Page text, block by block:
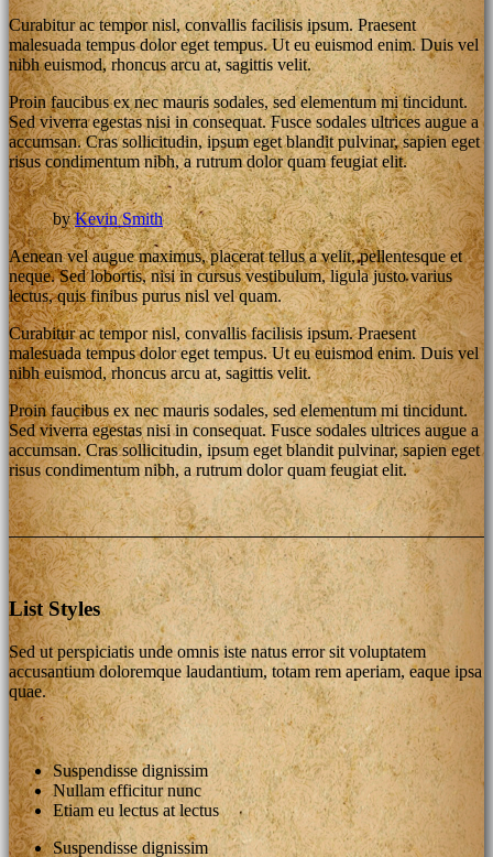
Curabitur ac tempor nisl, convallis facilisis ipsum. Praesent
malesuada tempus dolor eget tempus. Ut eu euismod enim. Duis vel
nibh euismod, rhoncus arcu at, sagittis velit.
Proin faucibus ex nec mauris sodales, sed elementum mi tincidunt.
Sed viverra egestas nisi in consequat. Fusce sodales ultrices augue a
accumsan. Cras sollicitudin, ipsum eget blandit pulvinar, sapien eget
risus condimentum nibh, a rutrum dolor quam feugiat elit.
byKevin Smith
Aenean vel augue maximus, placerat tellus a velit, pellentesque et
neque. Sed lobortis, nisi in cursus vestibulum, ligula justo varius
lectus, quis finibus purus nisl vel quam.
Curabitur ac tempor nisl, convallis facilisis ipsum. Praesent
malesuada tempus dolor eget tempus. Ut eu euismod enim. Duis vel
nibh euismod, rhoncus arcu at, sagittis velit.
Proin faucibus ex nec mauris sodales, sed elementum mi tincidunt.
Sed viverra egestas nisi in consequat. Fusce sodales ultrices augue a
accumsan. Cras sollicitudin, ipsum eget blandit pulvinar, sapien eget
risus condimentum nibh, a rutrum dolor quam feugiat elit.
List Styles
Sed ut perspiciatis unde omnis iste natus error sit voluptatem
accusantium doloremque laudantium, totam rem aperiam, eaque ipsa
quae.
Suspendisse dignissim
Nullam efficitur nunc
Etiam eu lectus at lectus
Suspendisse dignissim